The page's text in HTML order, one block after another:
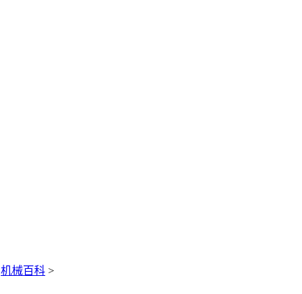
机械百科 >